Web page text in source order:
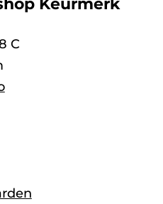
Keurmerk
C